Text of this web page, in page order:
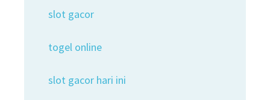
slot gacor
togel online
slot gacor hari ini